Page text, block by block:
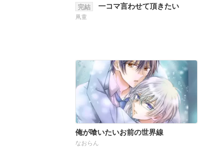
完結 一コマ言わせて頂きたい
凧童
俺が喰いたいお前の世界線
なおらん